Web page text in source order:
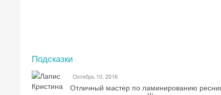
Подсказки
Октябрь 10, 2016
Отличный мастер по ламинированию